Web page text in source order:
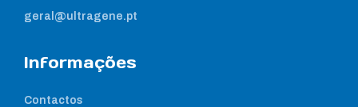
geral@ultragene.pt
Informações
Contactos